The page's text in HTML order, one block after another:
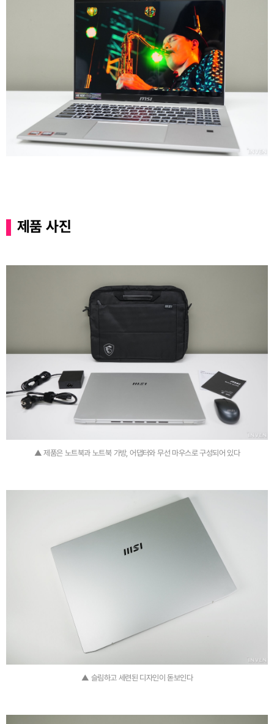
제품 사진
▲ 제품은 노트북과 노트북 가방, 어댑터와 무선 마우스로 구성되어 있다
▲ 슬림하고 세련된 디자인이 돋보인다